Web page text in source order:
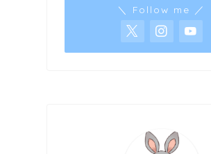
＼ Follow me ／